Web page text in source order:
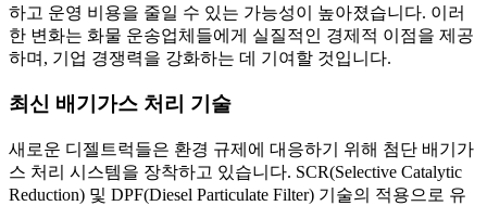
하고 운영 비용을 줄일 수 있는 가능성이 높아졌습니다. 이러
한 변화는 화물 운송업체들에게 실질적인 경제적 이점을 제공
하며, 기업 경쟁력을 강화하는 데 기여할 것입니다.
최신 배기가스 처리 기술
새로운 디젤트럭들은 환경 규제에 대응하기 위해 첨단 배기가
스 처리 시스템을 장착하고 있습니다. SCR(Selective Catalytic
Reduction) 및 DPF(Diesel Particulate Filter) 기술의 적용으로 유